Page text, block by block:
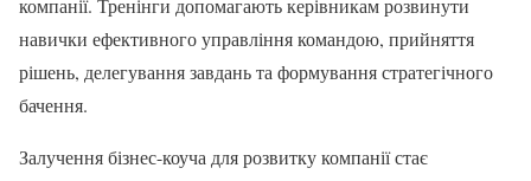
компанії. Тренінги допомагають керівникам розвинути
навички ефективного управління командою, прийняття
рішень, делегування завдань та формування стратегічного
бачення.
Залучення бізнес-коуча для розвитку компанії стає